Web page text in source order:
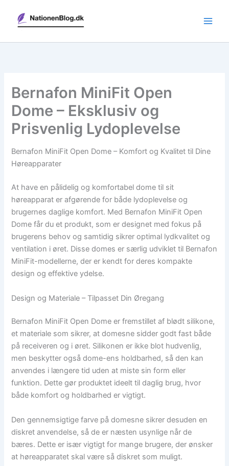
indholdet
Bernafon MiniFit Open
Dome – Eksklusiv og
Prisvenlig Lydoplevelse
Bernafon MiniFit Open Dome – Komfort og Kvalitet til Dine
Høreapparater
At have en pålidelig og komfortabel dome til sit
høreapparat er afgørende for både lydoplevelse og
brugernes daglige komfort. Med Bernafon MiniFit Open
Dome får du et produkt, som er designet med fokus på
brugerens behov og samtidig sikrer optimal lydkvalitet og
ventilation i øret. Disse domes er særlig udviklet til Bernafon
MiniFit-modellerne, der er kendt for deres kompakte
design og effektive ydelse.
Design og Materiale – Tilpasset Din Øregang
Bernafon MiniFit Open Dome er fremstillet af blødt silikone,
et materiale som sikrer, at domesne sidder godt fast både
på receiveren og i øret. Silikonen er ikke blot hudvenlig,
men beskytter også dome-ens holdbarhed, så den kan
anvendes i længere tid uden at miste sin form eller
funktion. Dette gør produktet ideelt til daglig brug, hvor
både komfort og holdbarhed er vigtigt.
Den gennemsigtige farve på domesne sikrer desuden en
diskret anvendelse, så de er næsten usynlige når de
bæres. Dette er især vigtigt for mange brugere, der ønsker
at høreapparatet skal være så diskret som muligt.